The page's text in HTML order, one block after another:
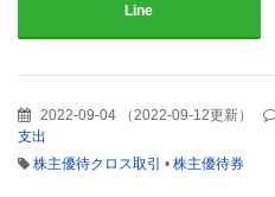
Line
2022-09-04 （2022-09-12更新）
支出
株主優待クロス取引
• 株主優待券